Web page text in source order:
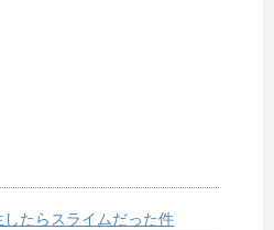
たらスライムだった件